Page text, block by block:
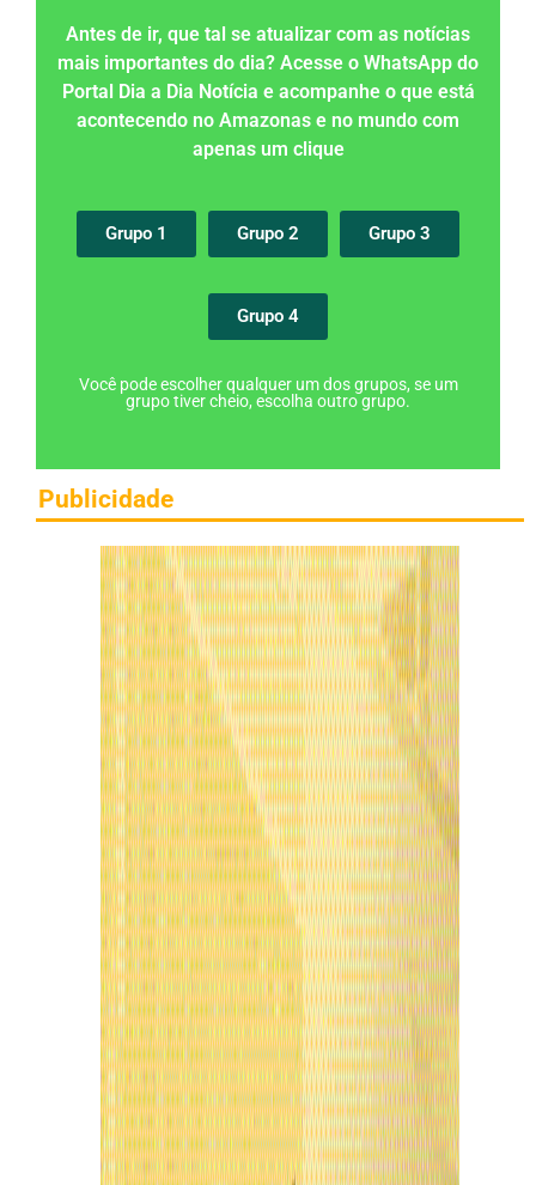
Antes de ir, que tal se atualizar com as notícias
mais importantes do dia? Acesse o WhatsApp do
Portal Dia a Dia Notícia e acompanhe o que está
acontecendo no Amazonas e no mundo com
apenas um clique
Grupo 1 Grupo 2 Grupo 3
Grupo 4
Você pode escolher qualquer um dos grupos, se um
grupo tiver cheio, escolha outro grupo.
Publicidade